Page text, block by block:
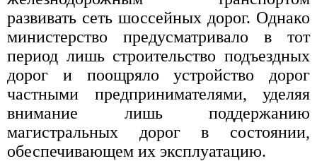
развивать сеть шоссейных дорог. Однако
министерство предусматривало в тот
период лишь строительство подъездных
дорог и поощряло устройство дорог
частными предпринимателями, уделяя
внимание лишь поддержанию
магистральных дорог в состоянии,
обеспечивающем их эксплуатацию.